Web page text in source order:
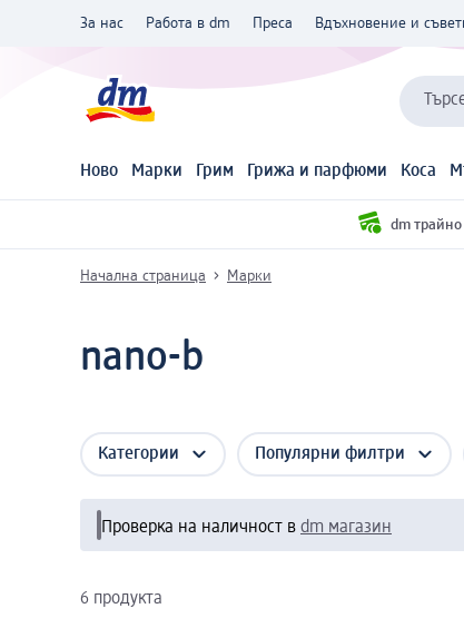
За нас Работа в dm Преса Вдъхновение и
Ново Марки Грим Грижа и парфюми Коса
dm
Начална страница Марки
nano-b
Категории Популярни филтри
Проверка на наличност в dm магазин
6 продукта